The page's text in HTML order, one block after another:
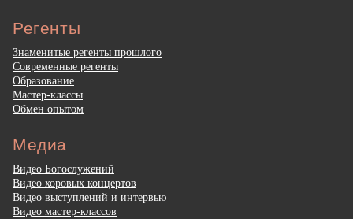
Регенты
Знаменитые регенты прошлого
Современные регенты
Образование
Мастер-классы
Обмен опытом
Медиа
Видео Богослужений
Видео хоровых концертов
Видео выступлений и интервью
Видео мастер-классов